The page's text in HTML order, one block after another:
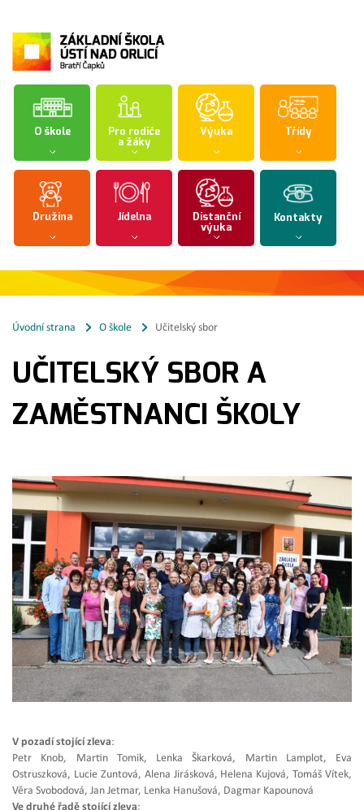
O škole Pro rodiče
a žáky
Výuka Třídy
Družina Jídelna Distanční
výuka
Kontakty
Úvodní strana O škole Učitelský sbor
UČITELSKÝ SBOR A
ZAMĚSTNANCI ŠKOLY
V pozadí stojící zleva:
Petr Knob, Martin Tomik, Lenka Škarková, Martin Lamplot, Eva
Ostruszková, Lucie Zuntová, Alena Jirásková, Helena Kujová, Tomáš Vítek,
Věra Svobodová, Jan Jetmar, Lenka Hanušová, Dagmar Kapounová
Ve druhé řadě stojící zleva: